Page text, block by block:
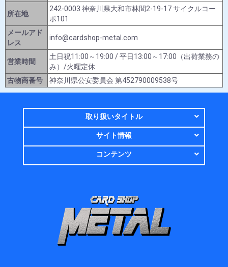
所在地
242-0003 神奈川県大和市林間2-19-17 サイクルコー
ポ101
メールアド
レス
info@cardshop-metal.com
営業時間
土日祝11:00～19:00 / 平日13:00～17:00（出荷業務の
み）/火曜定休
古物商番号
神奈川県公安委員会 第452790009538号
取り扱いタイトル
サイト情報
コンテンツ